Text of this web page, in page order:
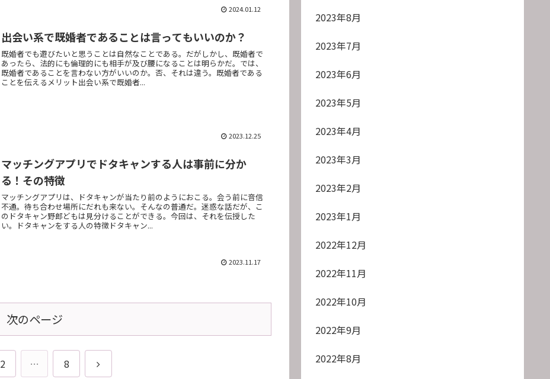
2024.01.12
出会い系で既婚者であることは言ってもいいのか？
既婚者でも遊びたいと思うことは自然なことである。だがしかし、既婚者で
あったら、法的にも倫理的にも相手が及び腰になることは明らかだ。では、
既婚者であることを言わない方がいいのか。否、それは違う。既婚者である
ことを伝えるメリット出会い系で既婚者...
2023.12.25
マッチングアプリでドタキャンする人は事前に分か
る！その特徴
マッチングアプリは、ドタキャンが当たり前のようにおこる。会う前に音信
不通。待ち合わせ場所にだれも来ない。そんなの普通だ。迷惑な話だが、こ
のドタキャン野郎どもは見分けることができる。今回は、それを伝授した
い。ドタキャンをする人の特徴ドタキャン...
2023.11.17
次のページ
2 … 8 次
2023年8月
2023年7月
2023年6月
2023年5月
2023年4月
2023年3月
2023年2月
2023年1月
2022年12月
2022年11月
2022年10月
2022年9月
2022年8月